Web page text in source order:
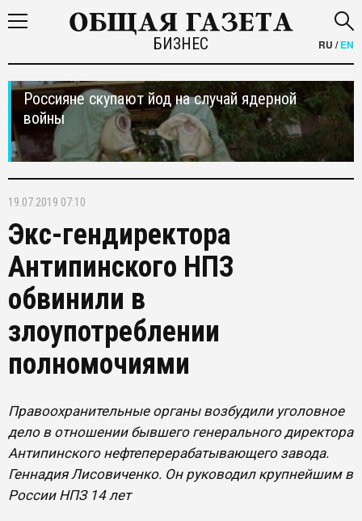
БИЗНЕС RU /EN
Россияне скупают йод на случай ядерной
войны
19.07.2019 07:10
Экс-гендиректора
Антипинского НПЗ
обвинили в
злоупотреблении
полномочиями
Правоохранительные органы возбудили уголовное
дело в отношении бывшего генерального директора
Антипинского нефтеперерабатывающего завода.
Геннадия Лисовиченко. Он руководил крупнейшим в
России НПЗ 14 лет